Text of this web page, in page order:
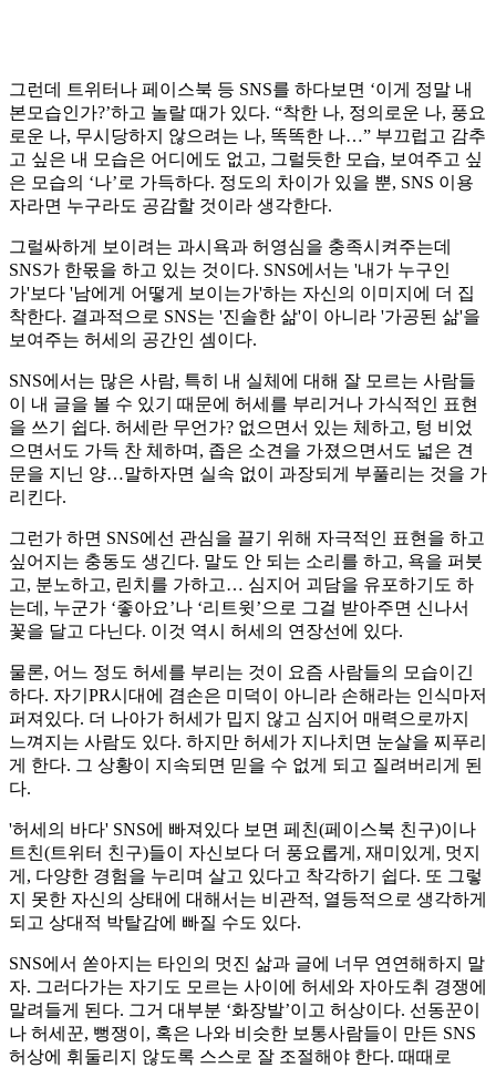
그런데 트위터나 페이스북 등 SNS를 하다보면 ‘이게 정말 내
본모습인가?’하고 놀랄 때가 있다. “착한 나, 정의로운 나, 풍요
로운 나, 무시당하지 않으려는 나, 똑똑한 나…” 부끄럽고 감추
고 싶은 내 모습은 어디에도 없고, 그럴듯한 모습, 보여주고 싶
은 모습의 ‘나’로 가득하다. 정도의 차이가 있을 뿐, SNS 이용
자라면 누구라도 공감할 것이라 생각한다.
그럴싸하게 보이려는 과시욕과 허영심을 충족시켜주는데
SNS가 한몫을 하고 있는 것이다. SNS에서는 '내가 누구인
가'보다 '남에게 어떻게 보이는가'하는 자신의 이미지에 더 집
착한다. 결과적으로 SNS는 '진솔한 삶'이 아니라 '가공된 삶'을
보여주는 허세의 공간인 셈이다.
SNS에서는 많은 사람, 특히 내 실체에 대해 잘 모르는 사람들
이 내 글을 볼 수 있기 때문에 허세를 부리거나 가식적인 표현
을 쓰기 쉽다. 허세란 무언가? 없으면서 있는 체하고, 텅 비었
으면서도 가득 찬 체하며, 좁은 소견을 가졌으면서도 넓은 견
문을 지닌 양…말하자면 실속 없이 과장되게 부풀리는 것을 가
리킨다.
그런가 하면 SNS에선 관심을 끌기 위해 자극적인 표현을 하고
싶어지는 충동도 생긴다. 말도 안 되는 소리를 하고, 욕을 퍼붓
고, 분노하고, 린치를 가하고… 심지어 괴담을 유포하기도 하
는데, 누군가 ‘좋아요’나 ‘리트윗’으로 그걸 받아주면 신나서
꽃을 달고 다닌다. 이것 역시 허세의 연장선에 있다.
물론, 어느 정도 허세를 부리는 것이 요즘 사람들의 모습이긴
하다. 자기PR시대에 겸손은 미덕이 아니라 손해라는 인식마저
퍼져있다. 더 나아가 허세가 밉지 않고 심지어 매력으로까지
느껴지는 사람도 있다. 하지만 허세가 지나치면 눈살을 찌푸리
게 한다. 그 상황이 지속되면 믿을 수 없게 되고 질려버리게 된
다.
'허세의 바다' SNS에 빠져있다 보면 페친(페이스북 친구)이나
트친(트위터 친구)들이 자신보다 더 풍요롭게, 재미있게, 멋지
게, 다양한 경험을 누리며 살고 있다고 착각하기 쉽다. 또 그렇
지 못한 자신의 상태에 대해서는 비관적, 열등적으로 생각하게
되고 상대적 박탈감에 빠질 수도 있다.
SNS에서 쏟아지는 타인의 멋진 삶과 글에 너무 연연해하지 말
자. 그러다가는 자기도 모르는 사이에 허세와 자아도취 경쟁에
말려들게 된다. 그거 대부분 ‘화장발’이고 허상이다. 선동꾼이
나 허세꾼, 뻥쟁이, 혹은 나와 비슷한 보통사람들이 만든 SNS
허상에 휘둘리지 않도록 스스로 잘 조절해야 한다. 때때로